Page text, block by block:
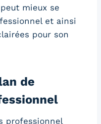
mieux se
et ainsi
pour son
de
professionnel